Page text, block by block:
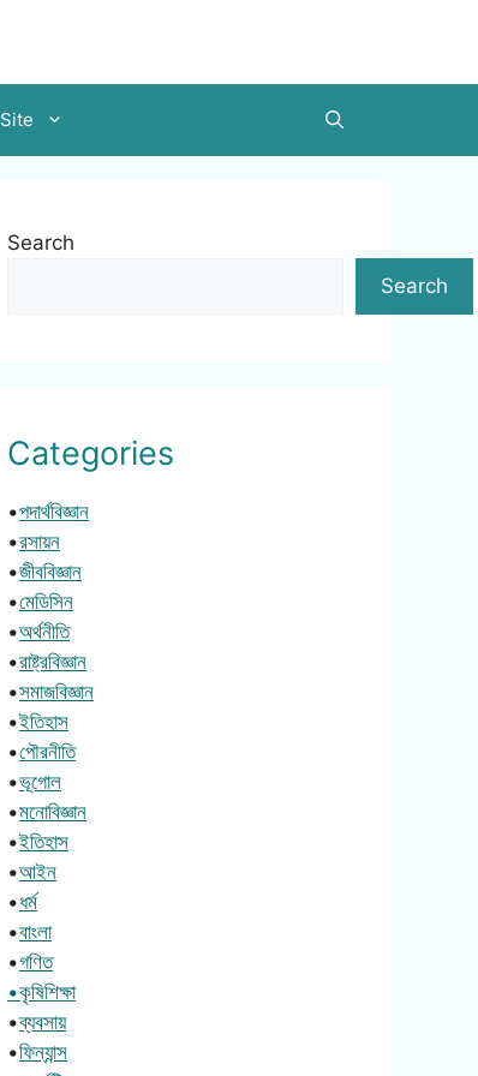
Site
Search
Search
Categories
•পদার্থবিজ্ঞান
•রসায়ন
•জীববিজ্ঞান
•মেডিসিন
•অর্থনীতি
•রাষ্ট্রবিজ্ঞান
•সমাজবিজ্ঞান
•ইতিহাস
•পৌরনীতি
•ভূগোল
•মনোবিজ্ঞান
•ইতিহাস
•আইন
•ধর্ম
•বাংলা
•গণিত
•কৃষিশিক্ষা
•ব্যবসায়
•ফিন্যান্স